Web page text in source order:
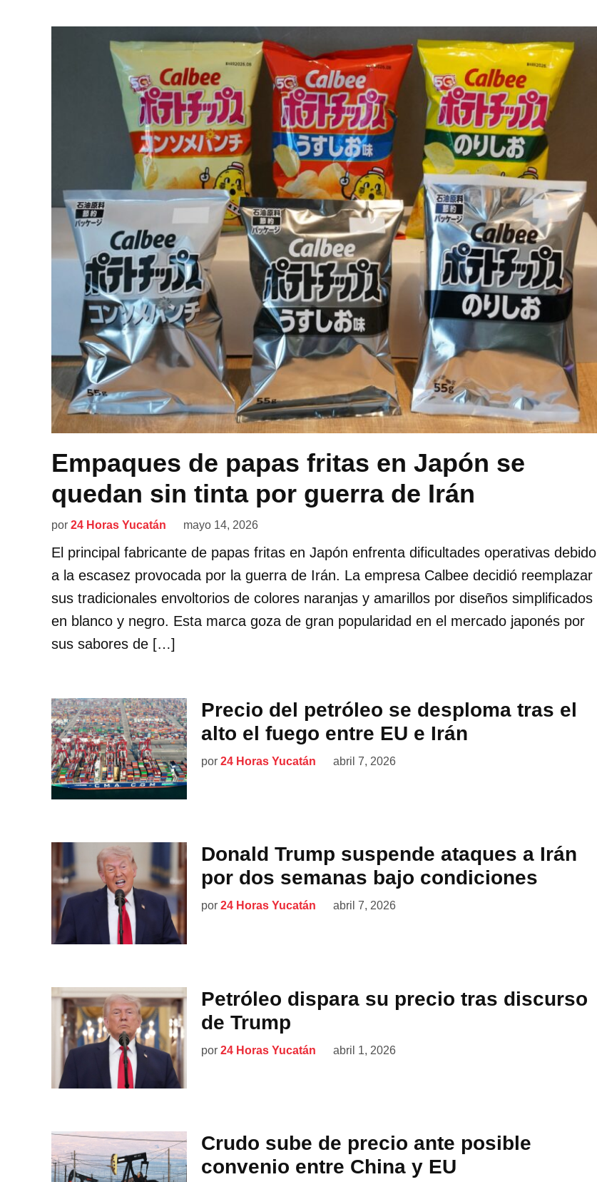
Empaques de papas fritas en Japón se
quedan sin tinta por guerra de Irán
por 24 Horas Yucatán mayo 14, 2026
El principal fabricante de papas fritas en Japón enfrenta dificultades operativas debido
a la escasez provocada por la guerra de Irán. La empresa Calbee decidió reemplazar
sus tradicionales envoltorios de colores naranjas y amarillos por diseños simplificados
en blanco y negro. Esta marca goza de gran popularidad en el mercado japonés por
sus sabores de […]
Precio del petróleo se desploma tras el
alto el fuego entre EU e Irán
por 24 Horas Yucatán abril 7, 2026
Donald Trump suspende ataques a Irán
por dos semanas bajo condiciones
por 24 Horas Yucatán abril 7, 2026
Petróleo dispara su precio tras discurso
de Trump
por 24 Horas Yucatán abril 1, 2026
Crudo sube de precio ante posible
convenio entre China y EU